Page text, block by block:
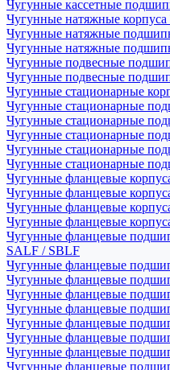
Чугунные кассетные
Чугунные натяжные корпуса
Чугунные натяжные
Чугунные натяжные
Чугунные подвесные
Чугунные подвесные
Чугунные стационарные
Чугунные стационарные
Чугунные стационарные
Чугунные стационарные
Чугунные стационарные
Чугунные стационарные
Чугунные фланцевые
Чугунные фланцевые
Чугунные фланцевые
Чугунные фланцевые
Чугунные фланцевые
SALF / SBLF
Чугунные фланцевые
Чугунные фланцевые
Чугунные фланцевые
Чугунные фланцевые
Чугунные фланцевые
Чугунные фланцевые
Чугунные фланцевые
Чугунные фланцевые